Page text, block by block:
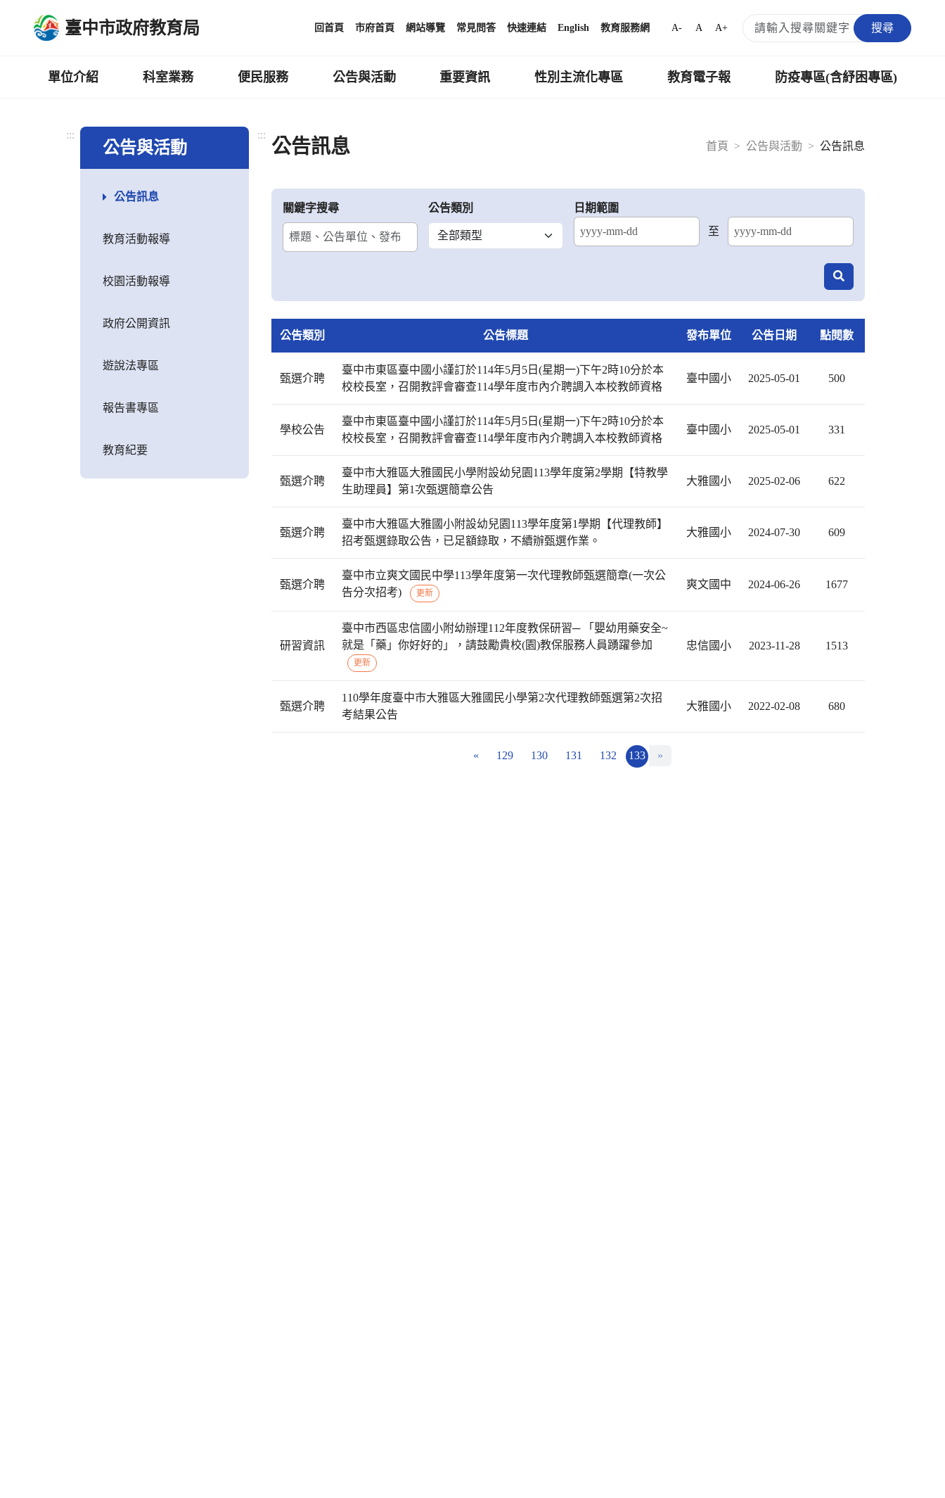
臺中市政府教育局 回首頁 市府首頁 網站導覽 常見問答 快速連結 English 教育服務網 A- A A+ 搜尋
單位介紹 科室業務 便民服務 公告與活動 重要資訊 性別主流化專區 教育電子報 防疫專區(含紓困專區)
:::
公告與活動
公告訊息
教育活動報導
校園活動報導
政府公開資訊
遊說法專區
報告書專區
教育紀要
:::
首頁
公告與活動 公告訊息
公告訊息
關鍵字搜尋 公告類別
日期範圍
至
結束日期
公告類別 公告標題 發布單位 公告日期 點閱數
甄選介聘
臺中市東區臺中國小謹訂於114年5月5日(星期一)下午2時10分於本
校校長室，召開教評會審查114學年度市內介聘調入本校教師資格
臺中國小 2025-05-01 500
學校公告
臺中市東區臺中國小謹訂於114年5月5日(星期一)下午2時10分於本
校校長室，召開教評會審查114學年度市內介聘調入本校教師資格
臺中國小 2025-05-01 331
甄選介聘
臺中市大雅區大雅國民小學附設幼兒園113學年度第2學期【特教學
生助理員】第1次甄選簡章公告
大雅國小 2025-02-06 622
甄選介聘
臺中市大雅區大雅國小附設幼兒園113學年度第1學期【代理教師】
招考甄選錄取公告，已足額錄取，不續辦甄選作業。
大雅國小 2024-07-30 609
甄選介聘
臺中市立爽文國民中學113學年度第一次代理教師甄選簡章(一次公
告分次招考)
更新
爽文國中 2024-06-26 1677
研習資訊
臺中市西區忠信國小附幼辦理112年度教保研習─ 「嬰幼用藥安全~
就是「藥」你好好的」，請鼓勵貴校(園)教保服務人員踴躍參加
更新
忠信國小 2023-11-28 1513
甄選介聘
110學年度臺中市大雅區大雅國民小學第2次代理教師甄選第2次招
考結果公告
大雅國小 2022-02-08 680
« 129 130 131 132 133 »